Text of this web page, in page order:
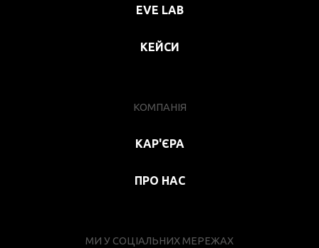
EVE LAB
КЕЙСИ
КОМПАНІЯ
КАР'ЄРА
ПРО НАС
МИ У СОЦІАЛЬНИХ МЕРЕЖАХ